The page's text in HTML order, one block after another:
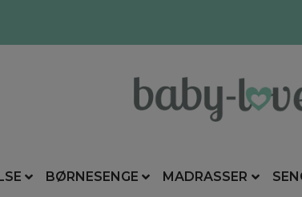
BØRNESENGE MADRASSER